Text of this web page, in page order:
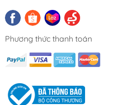
không cần chỉnh sửa.
phút với các dụng cụ cơ
Kiểm tra chất lượng
ngặt trước khi xuất
an toàn.
Bảo Vệ Động Cơ – Tăng Tuổi
Phương thức thanh toán